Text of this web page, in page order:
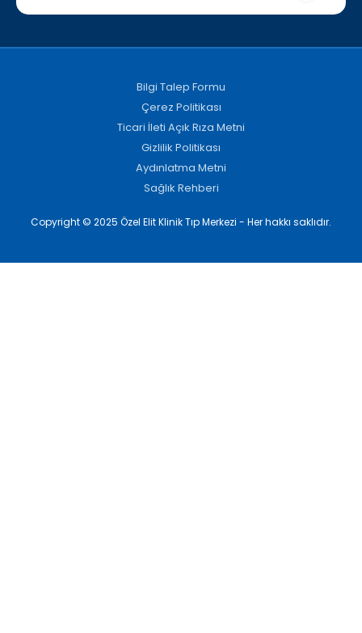
Bilgi Talep Formu
Çerez Politikası
Ticari İleti Açık Rıza Metni
Gizlilik Politikası
Aydınlatma Metni
Sağlık Rehberi
Copyright © 2025 Özel Elit Klinik Tıp Merkezi - Her hakkı saklıdır.